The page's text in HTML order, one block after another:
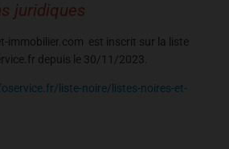
juridiques
immobilier.com est inscrit sur la liste
depuis le 30/11/2023.
liste-noire/listes-noires-et-